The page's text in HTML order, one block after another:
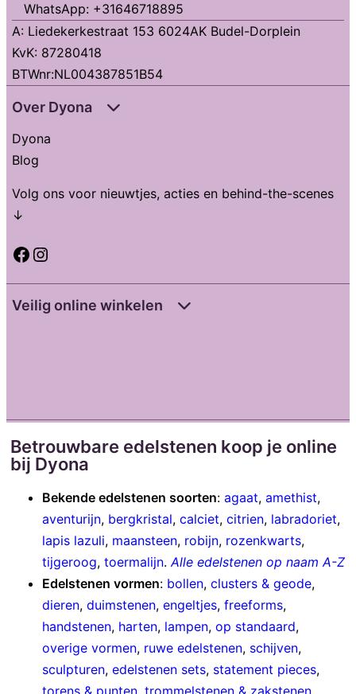
WhatsApp: +31646718895
A: Liedekerkestraat 153 6024AK Budel-Dorplein
KvK: 87280418
BTWnr:NL004387851B54
Over Dyona
Dyona
Blog
Volg ons voor nieuwtjes, acties en behind-the-scenes
↓
Facebook Instagram
Veilig online winkelen
Betrouwbare edelstenen koop je online
bij Dyona
Bekende edelstenen soorten: agaat, amethist,
aventurijn, bergkristal, calciet, citrien, labradoriet,
lapis lazuli, maansteen, robijn, rozenkwarts,
tijgeroog, toermalijn. Alle edelstenen op naam A-Z
Edelstenen vormen: bollen, clusters & geode,
dieren, duimstenen, engeltjes, freeforms,
handstenen, harten, lampen, op standaard,
overige vormen, ruwe edelstenen, schijven,
sculpturen, edelstenen sets, statement pieces,
torens & punten trommelstenen & zakstenen